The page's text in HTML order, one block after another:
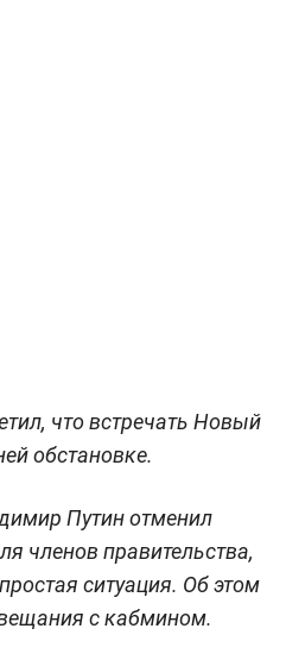
что встречать Новый
обстановке.
Путин отменил
членов правительства,
ситуация. Об этом
с кабмином.